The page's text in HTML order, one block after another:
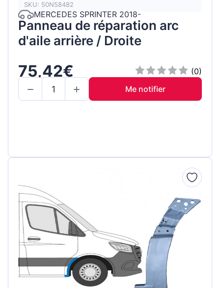
SKU: 50N58482
MERCEDES SPRINTER 2018-
Panneau de réparation arc
d'aile arrière / Droite
75,42€
(0)
Me notifier